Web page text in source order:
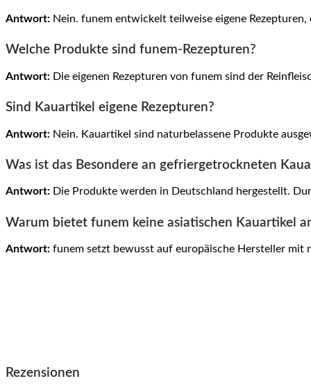
Antwort: Nein. funem entwickelt teilweise eigene
Welche Produkte sind funem-Rezepturen?
Antwort: Die eigenen Rezepturen von funem sind der
Sind Kauartikel eigene Rezepturen?
Antwort: Nein. Kauartikel sind naturbelassene Produkte
Was ist das Besondere an gefriergetrockneten
Antwort: Die Produkte werden in Deutschland hergestellt.
Warum bietet funem keine asiatischen Kauartikel
Antwort: funem setzt bewusst auf europäische Hersteller
Rezensionen